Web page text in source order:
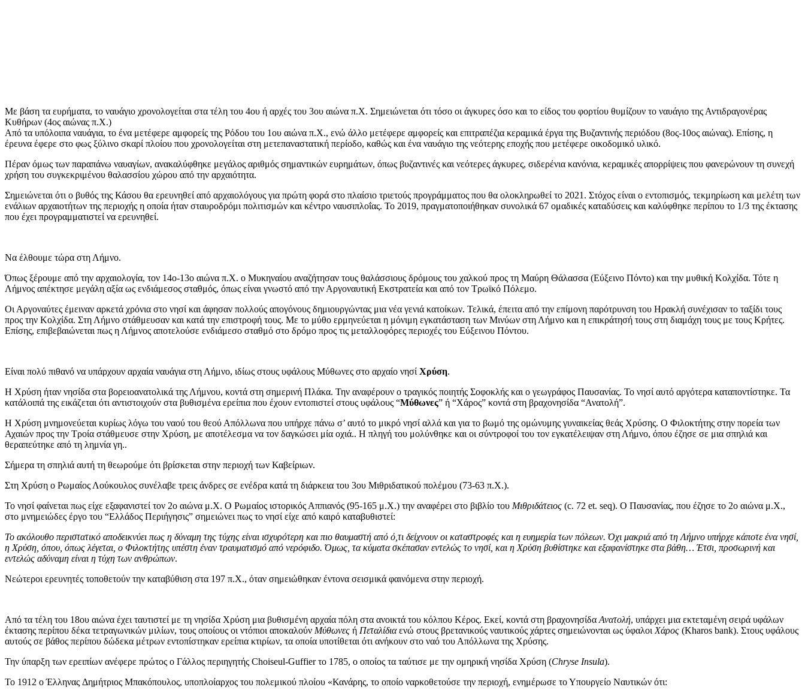
Με βάση τα ευρήματα, το ναυάγιο χρονολογείται στα τέλη του 4ου ή αρχές του 3ου αιώνα π.Χ. Σημειώνεται ότι τόσο οι άγκυρες όσο και το είδος του φορτίου θυμίζουν το ναυάγιο της Αντιδραγονέρας
Κυθήρων (4ος αιώνας π.Χ.)
Από τα υπόλοιπα ναυάγια, το ένα μετέφερε αμφορείς της Ρόδου του 1ου αιώνα π.Χ., ενώ άλλο μετέφερε αμφορείς και επιτραπέζια κεραμικά έργα της Βυζαντινής περιόδου (8ος-10ος αιώνας). Επίσης, η
έρευνα έφερε στο φως ξύλινο σκαρί πλοίου που χρονολογείται στη μετεπαναστατική περίοδο, καθώς και ένα ναυάγιο της νεότερης εποχής που μετέφερε οικοδομικό υλικό.
Πέραν όμως των παραπάνω ναυαγίων, ανακαλύφθηκε μεγάλος αριθμός σημαντικών ευρημάτων, όπως βυζαντινές και νεότερες άγκυρες, σιδερένια κανόνια, κεραμικές απορρίψεις που φανερώνουν τη συνεχή
χρήση του συγκεκριμένου θαλασσίου χώρου από την αρχαιότητα.
Σημειώνεται ότι ο βυθός της Κάσου θα ερευνηθεί από αρχαιολόγους για πρώτη φορά στο πλαίσιο τριετούς προγράμματος που θα ολοκληρωθεί το 2021. Στόχος είναι ο εντοπισμός, τεκμηρίωση και μελέτη των
ενάλιων αρχαιοτήτων της περιοχής η οποία ήταν σταυροδρόμι πολιτισμών και κέντρο ναυσιπλοΐας. Το 2019, πραγματοποιήθηκαν συνολικά 67 ομαδικές καταδύσεις και καλύφθηκε περίπου το 1/3 της έκτασης
που έχει προγραμματιστεί να ερευνηθεί.
Να έλθουμε τώρα στη Λήμνο.
Όπως ξέρουμε από την αρχαιολογία, τον 14ο-13ο αιώνα π.Χ. ο Μυκηναίου αναζήτησαν τους θαλάσσιους δρόμους του χαλκού προς τη Μαύρη Θάλασσα (Εύξεινο Πόντο) και την μυθική Κολχίδα. Τότε η
Λήμνος απέκτησε μεγάλη αξία ως ενδιάμεσος σταθμός, όπως είναι γνωστό από την Αργοναυτική Εκστρατεία και από τον Τρωϊκό Πόλεμο.
Οι Αργοναύτες έμειναν αρκετά χρόνια στο νησί και άφησαν πολλούς απογόνους δημιουργώντας μια νέα γενιά κατοίκων. Τελικά, έπειτα από την επίμονη παρότρυνση του Ηρακλή συνέχισαν το ταξίδι τους
προς την Κολχίδα. Στη Λήμνο στάθμευσαν και κατά την επιστροφή τους. Με το μύθο ερμηνεύεται η μόνιμη εγκατάσταση των Μινύων στη Λήμνο και η επικράτησή τους στη διαμάχη τους με τους Κρήτες.
Επίσης, επιβεβαιώνεται πως η Λήμνος αποτελούσε ενδιάμεσο σταθμό στο δρόμο προς τις μεταλλοφόρες περιοχές του Εύξεινου Πόντου.
Είναι πολύ πιθανό να υπάρχουν αρχαία ναυάγια στη Λήμνο, ιδίως στους υφάλους Μύθωνες στο αρχαίο νησί Χρύση.
Η Χρύση ήταν νησίδα στα βορειοανατολικά της Λήμνου, κοντά στη σημερινή Πλάκα. Την αναφέρουν ο τραγικός ποιητής Σοφοκλής και ο γεωγράφος Παυσανίας. Το νησί αυτό αργότερα καταποντίστηκε. Τα
κατάλοιπά της εικάζεται ότι αντιστοιχούν στα βυθισμένα ερείπια που έχουν εντοπιστεί στους υφάλους “Μύθωνες” ή “Χάρος” κοντά στη βραχονησίδα “Ανατολή”.
Η Χρύση μνημονεύεται κυρίως λόγω του ναού του θεού Απόλλωνα που υπήρχε πάνω σ’ αυτό το μικρό νησί αλλά και για το βωμό της ομώνυμης γυναικείας θεάς Χρύσης. Ο Φιλοκτήτης στην πορεία των
Αχαιών προς την Τροία στάθμευσε στην Χρύση, με αποτέλεσμα να τον δαγκώσει μία οχιά.. Η πληγή του μολύνθηκε και οι σύντροφοί του τον εγκατέλειψαν στη Λήμνο, όπου έζησε σε μια σπηλιά και
θεραπεύτηκε από τη λημνία γη..
Σήμερα τη σπηλιά αυτή τη θεωρούμε ότι βρίσκεται στην περιοχή των Καβείριων.
Στη Χρύση ο Ρωμαίος Λούκουλος συνέλαβε τρεις άνδρες σε ενέδρα κατά τη διάρκεια του 3ου Μιθριδατικού πολέμου (73-63 π.Χ.).
Το νησί φαίνεται πως είχε εξαφανιστεί τον 2ο αιώνα μ.Χ. Ο Ρωμαίος ιστορικός Αππιανός (95-165 μ.Χ.) την αναφέρει στο βιβλίο του Μιθριδάτειος (c. 72 et. seq). Ο Παυσανίας, που έζησε το 2ο αιώνα μ.Χ.,
στο μνημειώδες έργο του “Ελλάδος Περιήγησις” σημειώνει πως το νησί είχε από καιρό καταβυθιστεί:
Το ακόλουθο περιστατικό αποδεικνύει πως η δύναμη της τύχης είναι ισχυρότερη και πιο θαυμαστή από ό,τι δείχνουν οι καταστροφές και η ευημερία των πόλεων. Όχι μακριά από τη Λήμνο υπήρχε κάποτε ένα νησί,
η Χρύση, όπου, όπως λέγεται, ο Φιλοκτήτης υπέστη έναν τραυματισμό από νερόφιδο. Όμως, τα κύματα σκέπασαν εντελώς το νησί, και η Χρύση βυθίστηκε και εξαφανίστηκε στα βάθη… Έτσι, προσωρινή και
εντελώς αδύναμη είναι η τύχη των ανθρώπων.
Νεώτεροι ερευνητές τοποθετούν την καταβύθιση στα 197 π.Χ., όταν σημειώθηκαν έντονα σεισμικά φαινόμενα στην περιοχή.
Από τα τέλη του 18ου αιώνα έχει ταυτιστεί με τη νησίδα Χρύση μια βυθισμένη αρχαία πόλη στα ανοικτά του κόλπου Κέρος. Εκεί, κοντά στη βραχονησίδα Ανατολή, υπάρχει μια εκτεταμένη σειρά υφάλων
έκτασης περίπου δέκα τετραγωνικών μιλίων, τους οποίους οι ντόπιοι αποκαλούν Μύθωνες ή Πεταλίδιαενώ στους βρετανικούς ναυτικούς χάρτες σημειώνονται ως ύφαλοι Χάρος (Kharos bank). Στους υφάλους
αυτούς σε βάθος περίπου δώδεκα μέτρων εντοπίστηκαν ερείπια κτιρίων, τα οποία υποτίθεται ότι ανήκουν στο ναό του Απόλλωνα της Χρύσης.
Την ύπαρξη των ερειπίων ανέφερε πρώτος ο Γάλλος περιηγητής Choiseul-Guffier το 1785, ο οποίος τα ταύτισε με την ομηρική νησίδα Χρύση (Chryse Insula).
Το 1912 ο Έλληνας Δημήτριος Μπακόπουλος, υποπλοίαρχος του πολεμικού πλοίου «Κανάρης, το οποίο ναρκοθετούσε την περιοχή, ενημέρωσε το Υπουργείο Ναυτικών ότι: